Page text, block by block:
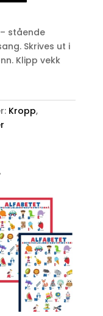
stående
Skrives ut i
Klipp vekk
Kropp,